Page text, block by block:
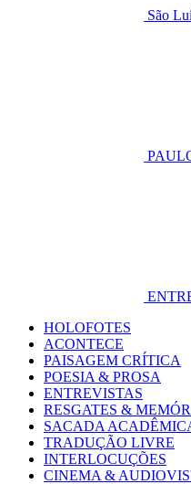
São
Primary
Menu
HOLOFOTES
ACONTECE
PAISAGEM CRÍTICA
POESIA & PROSA
ENTREVISTAS
RESGATES &
SACADA
TRADUÇÃO LIVRE
INTERLOCUÇÕES
CINEMA &